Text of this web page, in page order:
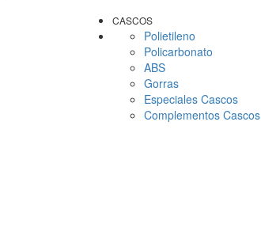
CASCOS
Polietileno
Policarbonato
ABS
Gorras
Especiales Cascos
Complementos Cascos